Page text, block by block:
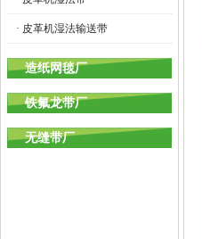
· 皮革机湿法输送带
造纸网毯厂
铁氟龙带厂
无缝带厂